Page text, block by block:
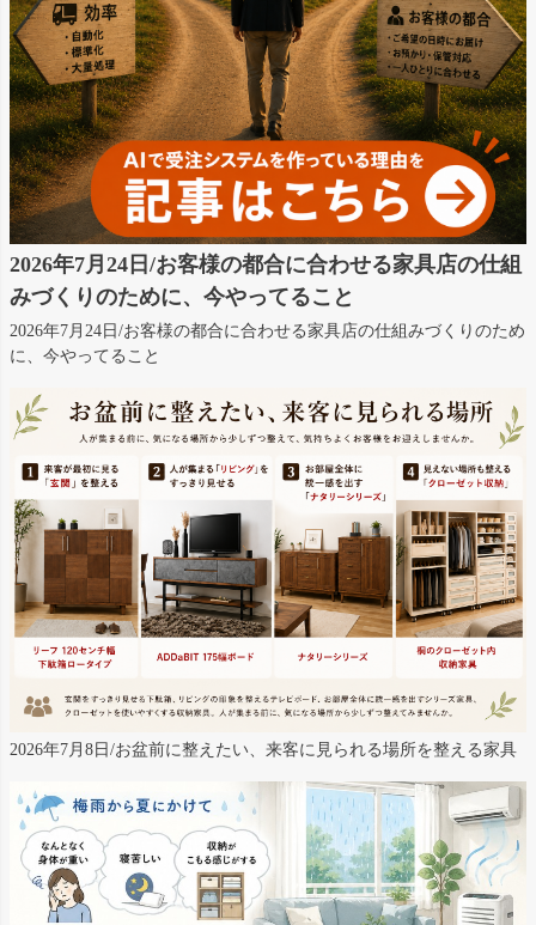
2026年7月24日/お客様の都合に合わせる家具店の仕組
みづくりのために、今やってること
2026年7月24日/お客様の都合に合わせる家具店の仕組みづくりのため
に、今やってること
2026年7月8日/お盆前に整えたい、来客に見られる場所を整える家具